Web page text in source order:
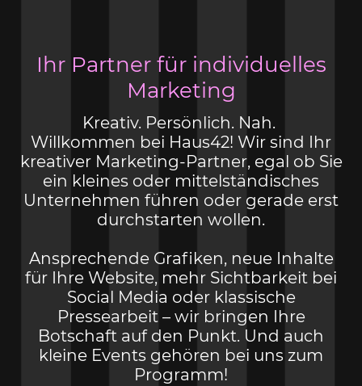
Ihr Partner für individuelles
Marketing
Kreativ. Persönlich. Nah.
Willkommen bei Haus42! Wir sind Ihr
kreativer Marketing-Partner, egal ob Sie
ein kleines oder mittelständisches
Unternehmen führen oder gerade erst
durchstarten wollen.
Ansprechende Grafiken, neue Inhalte
für Ihre Website, mehr Sichtbarkeit bei
Social Media oder klassische
Pressearbeit – wir bringen Ihre
Botschaft auf den Punkt. Und auch
kleine Events gehören bei uns zum
Programm!